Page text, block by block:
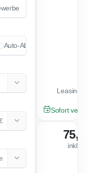
Auto-Abo
Sofort
inkl.